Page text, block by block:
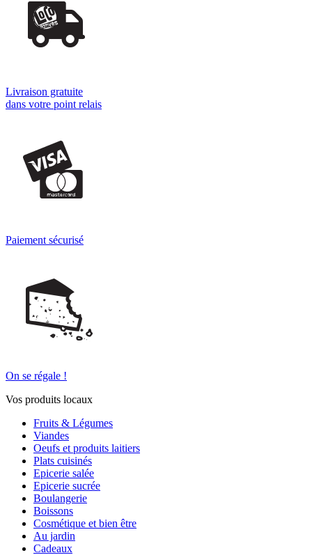
Livraison gratuite
dans votre point relais
Paiement sécurisé
On se régale !
Vos produits locaux
Fruits & Légumes
Viandes
Oeufs et produits laitiers
Plats cuisinés
Epicerie salée
Epicerie sucrée
Boulangerie
Boissons
Cosmétique et bien être
Au jardin
Cadeaux